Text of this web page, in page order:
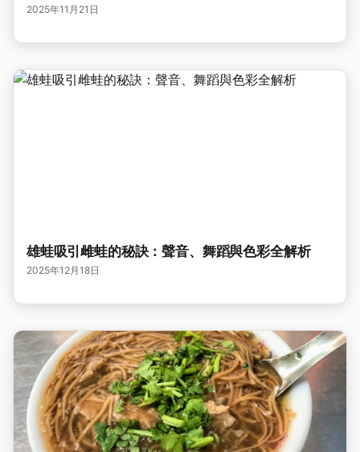
2025年11月21日
雄蛙吸引雌蛙的秘訣：聲音、舞蹈與色彩全解析
2025年12月18日